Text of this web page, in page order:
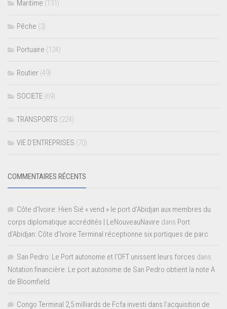
Maritime (131)
Pêche (3)
Portuaire (124)
Routier (49)
SOCIETE (69)
TRANSPORTS (224)
VIE D’ENTREPRISES (70)
COMMENTAIRES RÉCENTS
Côte d'Ivoire: Hien Sié « vend » le port d'Abidjan aux membres du
corps diplomatique accrédités | LeNouveauNavire dans Port
d’Abidjan: Côte d’Ivoire Terminal réceptionne six portiques de parc
San Pedro: Le Port autonome et l’OFT unissent leurs forces dans
Notation financière: Le port autonome de San Pedro obtient la note A
de Bloomfield
Congo Terminal 2,5 milliards de Fcfa investi dans l’acquisition de